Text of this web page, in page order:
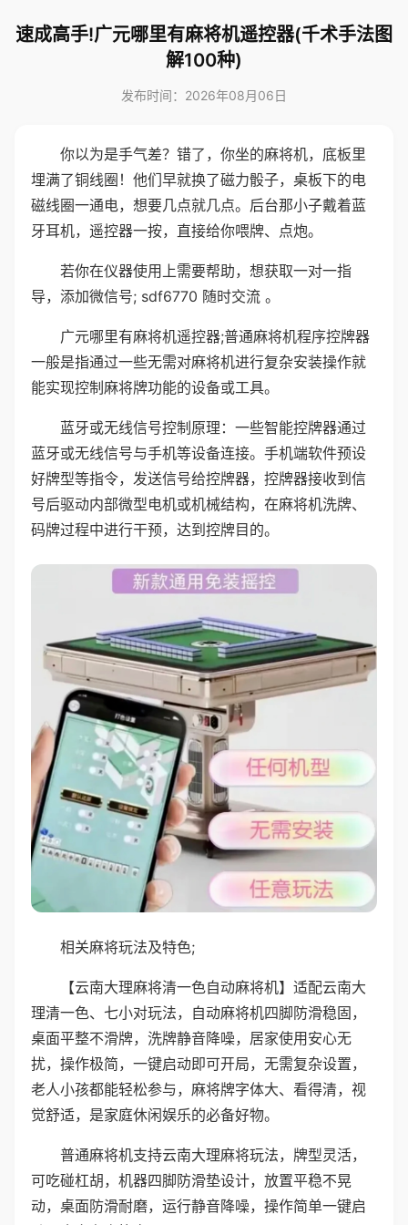
速成高手!广元哪里有麻将机遥控器(千术手法图
解100种)
发布时间：2026年08月06日
你以为是手气差？错了，你坐的麻将机，底板里
埋满了铜线圈！他们早就换了磁力骰子，桌板下的电
磁线圈一通电，想要几点就几点。后台那小子戴着蓝
牙耳机，遥控器一按，直接给你喂牌、点炮。
若你在仪器使用上需要帮助，想获取一对一指
导，添加微信号; sdf6770 随时交流 。
广元哪里有麻将机遥控器;普通麻将机程序控牌器
一般是指通过一些无需对麻将机进行复杂安装操作就
能实现控制麻将牌功能的设备或工具。
蓝牙或无线信号控制原理：一些智能控牌器通过
蓝牙或无线信号与手机等设备连接。手机端软件预设
好牌型等指令，发送信号给控牌器，控牌器接收到信
号后驱动内部微型电机或机械结构，在麻将机洗牌、
码牌过程中进行干预，达到控牌目的。
相关麻将玩法及特色;
【云南大理麻将清一色自动麻将机】适配云南大
理清一色、七小对玩法，自动麻将机四脚防滑稳固，
桌面平整不滑牌，洗牌静音降噪，居家使用安心无
扰，操作极简，一键启动即可开局，无需复杂设置，
老人小孩都能轻松参与，麻将牌字体大、看得清，视
觉舒适，是家庭休闲娱乐的必备好物。
普通麻将机支持云南大理麻将玩法，牌型灵活，
可吃碰杠胡，机器四脚防滑垫设计，放置平稳不晃
动，桌面防滑耐磨，运行静音降噪，操作简单一键启